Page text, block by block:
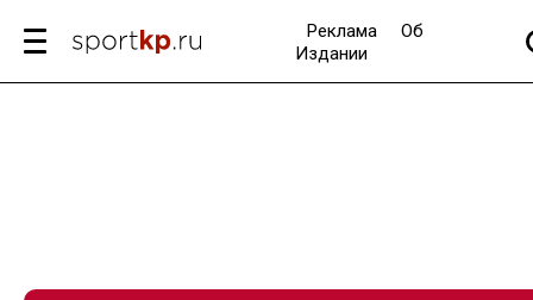
Реклама
Об
Издании